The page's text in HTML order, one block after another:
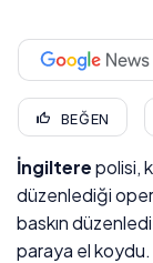
BEĞEN
İngilterepolisi,
düzenlediği
baskın
paraya el koydu.